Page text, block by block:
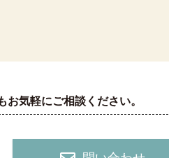
気軽にご相談ください。